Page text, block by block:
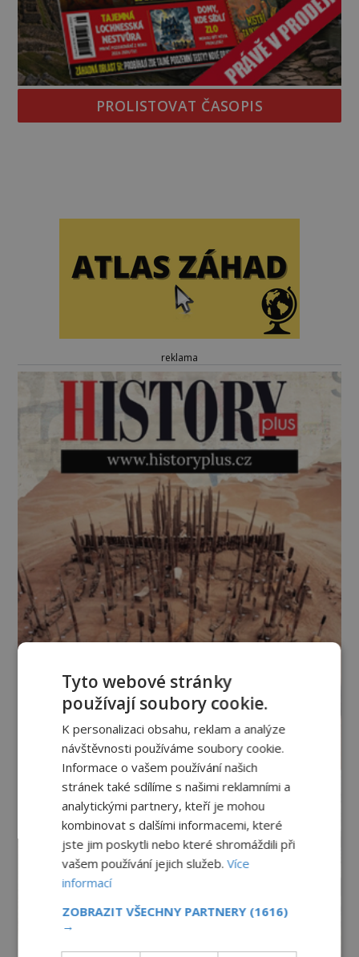
PROLISTOVAT ČASOPIS
reklama
Tyto webové stránky
používají soubory cookie.
K personalizaci obsahu, reklam a analýze
návštěvnosti používáme soubory cookie.
Informace o vašem používání našich
stránek také sdílíme s našimi reklamními a
analytickými partnery, kteří je mohou
kombinovat s dalšími informacemi, které
jste jim poskytli nebo které shromáždili při
vašem používání jejich služeb.Více
informací
ZOBRAZIT VŠECHNY PARTNERY (1616)
→